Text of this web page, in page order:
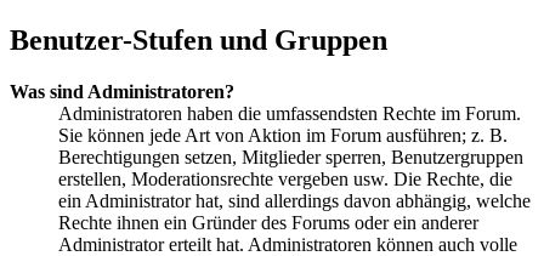
Benutzer-Stufen und Gruppen
Was sind Administratoren?
Administratoren haben die umfassendsten Rechte im Forum.
Sie können jede Art von Aktion im Forum ausführen; z. B.
Berechtigungen setzen, Mitglieder sperren, Benutzergruppen
erstellen, Moderationsrechte vergeben usw. Die Rechte, die
ein Administrator hat, sind allerdings davon abhängig, welche
Rechte ihnen ein Gründer des Forums oder ein anderer
Administrator erteilt hat. Administratoren können auch volle